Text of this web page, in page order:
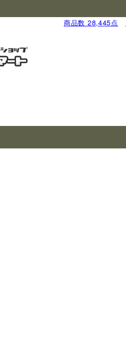
商品数 28,445点